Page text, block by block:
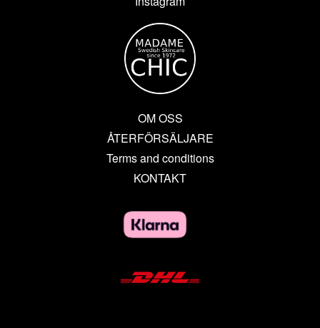
OM OSS
ÅTERFÖRSÄLJARE
Terms and conditions
KONTAKT